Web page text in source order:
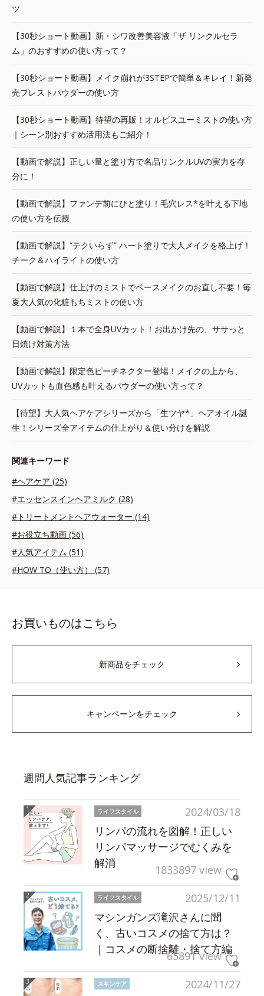
ツ
【30秒ショート動画】新・シワ改善美容液「ザ リンクルセラ
ム」のおすすめの使い方って？
【30秒ショート動画】メイク崩れが3STEPで簡単＆キレイ！新発
売プレストパウダーの使い方
【30秒ショート動画】待望の再販！オルビスユーミストの使い方
｜シーン別おすすめ活用法もご紹介！
【動画で解説】正しい量と塗り方で名品リンクルUVの実力を存
分に！
【動画で解説】ファンデ前にひと塗り！毛穴レス*を叶える下地
の使い方を伝授
【動画で解説】“テクいらず” ハート塗りで大人メイクを格上げ！
チーク＆ハイライトの使い方
【動画で解説】仕上げのミストでベースメイクのお直し不要！毎
夏大人気の化粧もちミストの使い方
【動画で解説】１本で全身UVカット！お出かけ先の、ササっと
日焼け対策方法
【動画で解説】限定色ピーチネクター登場！メイクの上から、
UVカットも血色感も叶えるパウダーの使い方って？
【待望】大人気ヘアケアシリーズから「生ツヤ*」ヘアオイル誕
生！シリーズ全アイテムの仕上がり＆使い分けを解説
関連キーワード
#ヘアケア (25)
#エッセンスインヘアミルク (28)
#トリートメントヘアウォーター (14)
#お役立ち動画 (56)
#人気アイテム (51)
#HOW TO（使い方） (57)
お買いものはこちら
新商品をチェック
キャンペーンをチェック
週間人気記事ランキング
2024/03/18
ライフスタイル
リンパの流れを図解！正しい
リンパマッサージでむくみを
解消
1833897 view
2025/12/11
ライフスタイル
マシンガンズ滝沢さんに聞
く、古いコスメの捨て方は？
｜コスメの断捨離・捨て方編
65891 view
2024/11/27
スキンケア